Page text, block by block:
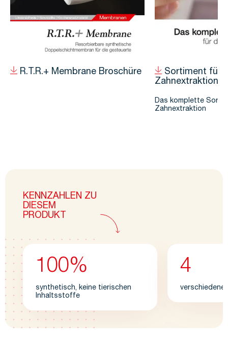
R.T.R.+ Membrane Broschüre
Sortiment für
Zahnextraktion
Das komplette
Zahnextraktion
KENNZAHLEN ZU
DIESEM
PRODUKT
100%
synthetisch, keine tierischen
Inhaltsstoffe
4